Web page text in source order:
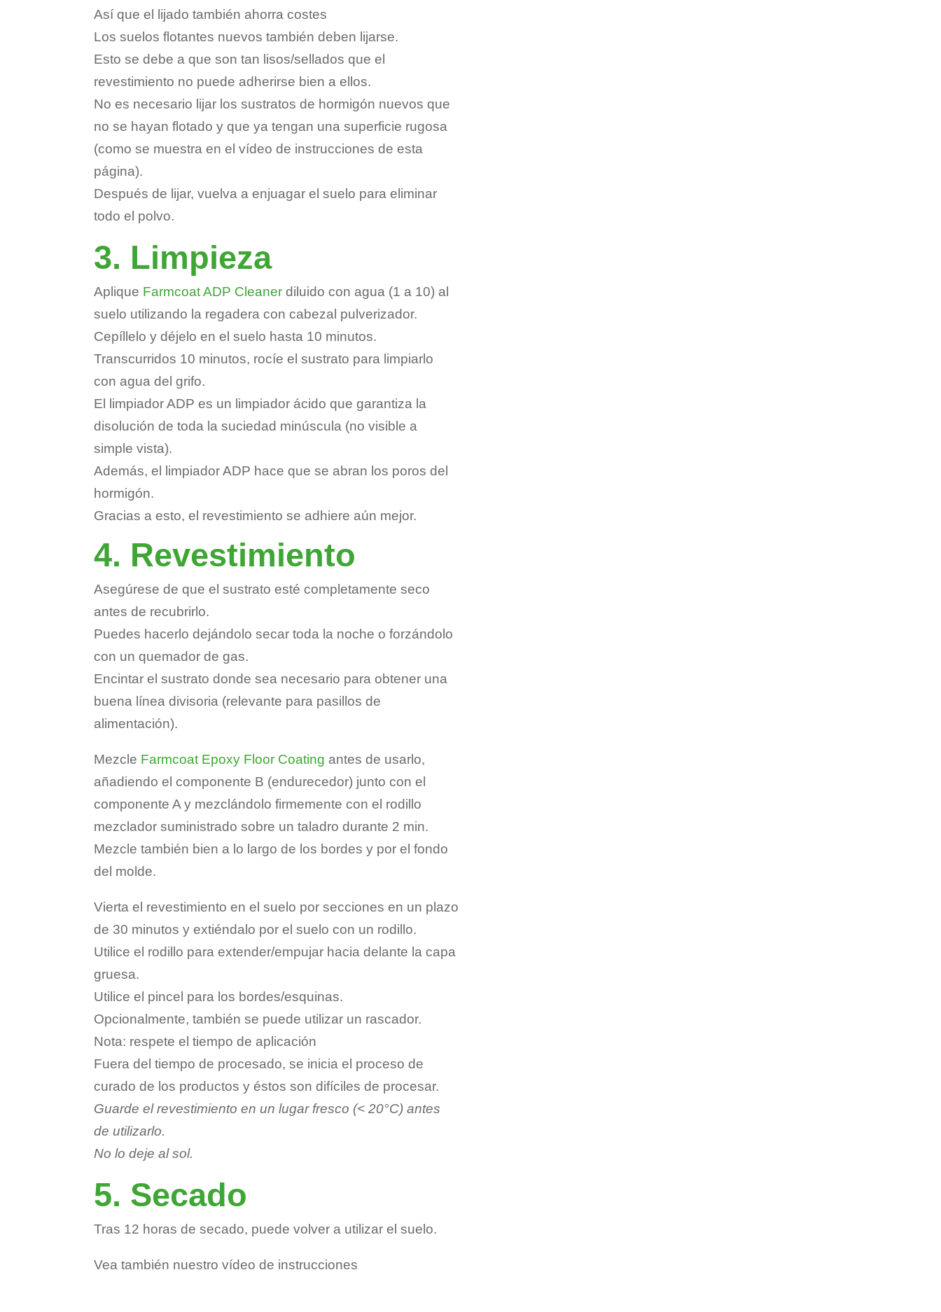
Así que el lijado también ahorra costes
Los suelos flotantes nuevos también deben lijarse.
Esto se debe a que son tan lisos/sellados que el
revestimiento no puede adherirse bien a ellos.
No es necesario lijar los sustratos de hormigón nuevos que
no se hayan flotado y que ya tengan una superficie rugosa
(como se muestra en el vídeo de instrucciones de esta
página).
Después de lijar, vuelva a enjuagar el suelo para eliminar
todo el polvo.
3. Limpieza
Aplique Farmcoat ADP Cleaner diluido con agua (1 a 10) al
suelo utilizando la regadera con cabezal pulverizador.
Cepíllelo y déjelo en el suelo hasta 10 minutos.
Transcurridos 10 minutos, rocíe el sustrato para limpiarlo
con agua del grifo.
El limpiador ADP es un limpiador ácido que garantiza la
disolución de toda la suciedad minúscula (no visible a
simple vista).
Además, el limpiador ADP hace que se abran los poros del
hormigón.
Gracias a esto, el revestimiento se adhiere aún mejor.
4. Revestimiento
Asegúrese de que el sustrato esté completamente seco
antes de recubrirlo.
Puedes hacerlo dejándolo secar toda la noche o forzándolo
con un quemador de gas.
Encintar el sustrato donde sea necesario para obtener una
buena línea divisoria (relevante para pasillos de
alimentación).
Mezcle Farmcoat Epoxy Floor Coating antes de usarlo,
añadiendo el componente B (endurecedor) junto con el
componente A y mezclándolo firmemente con el rodillo
mezclador suministrado sobre un taladro durante 2 min.
Mezcle también bien a lo largo de los bordes y por el fondo
del molde.
Vierta el revestimiento en el suelo por secciones en un plazo
de 30 minutos y extiéndalo por el suelo con un rodillo.
Utilice el rodillo para extender/empujar hacia delante la capa
gruesa.
Utilice el pincel para los bordes/esquinas.
Opcionalmente, también se puede utilizar un rascador.
Nota: respete el tiempo de aplicación
Fuera del tiempo de procesado, se inicia el proceso de
curado de los productos y éstos son difíciles de procesar.
Guarde el revestimiento en un lugar fresco (< 20°C) antes
de utilizarlo.
No lo deje al sol.
5. Secado
Tras 12 horas de secado, puede volver a utilizar el suelo.
Vea también nuestro vídeo de instrucciones